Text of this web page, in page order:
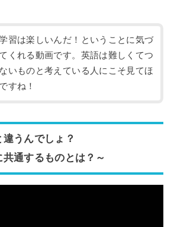
習は楽しいんだ！ということに気づ
くれる動画です。英語は難しくてつ
いものと考えている人にこそ見てほ
すね！
うんでしょ？
通するものとは？～